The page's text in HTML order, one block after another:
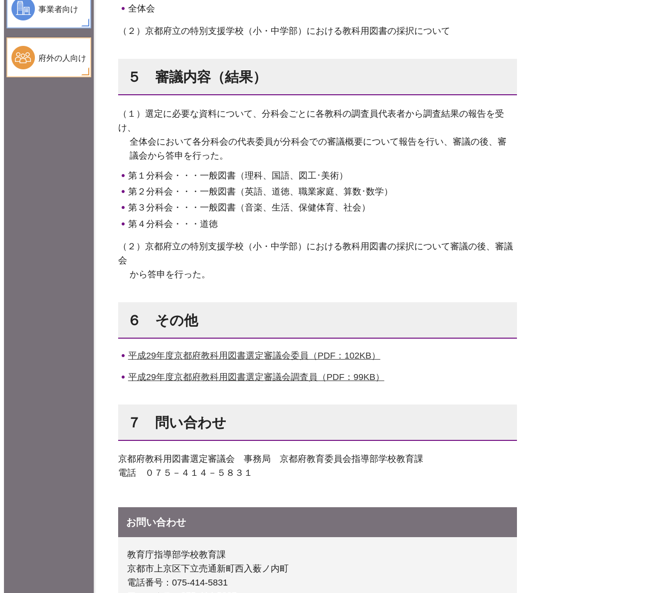
事業者向け
府外の人向け
全体会
（２）京都府立の特別支援学校（小・中学部）における教科用図書の採択について
５ 審議内容（結果）
（１）選定に必要な資料について、分科会ごとに各教科の調査員代表者から調査結果の報告を受
け、
全体会において各分科会の代表委員が分科会での審議概要について報告を行い、審議の後、審
議会から答申を行った。
第１分科会・・・一般図書（理科、国語、図工･美術）
第２分科会・・・一般図書（英語、道徳、職業家庭、算数･数学）
第３分科会・・・一般図書（音楽、生活、保健体育、社会）
第４分科会・・・道徳
（２）京都府立の特別支援学校（小・中学部）における教科用図書の採択について審議の後、審議
会
から答申を行った。
６ その他
平成29年度京都府教科用図書選定審議会委員（PDF：102KB）
平成29年度京都府教科用図書選定審議会調査員（PDF：99KB）
７ 問い合わせ
京都府教科用図書選定審議会 事務局 京都府教育委員会指導部学校教育課
電話 ０７５－４１４－５８３１
お問い合わせ
教育庁指導部学校教育課
京都市上京区下立売通新町西入薮ノ内町
電話番号：075-414-5831